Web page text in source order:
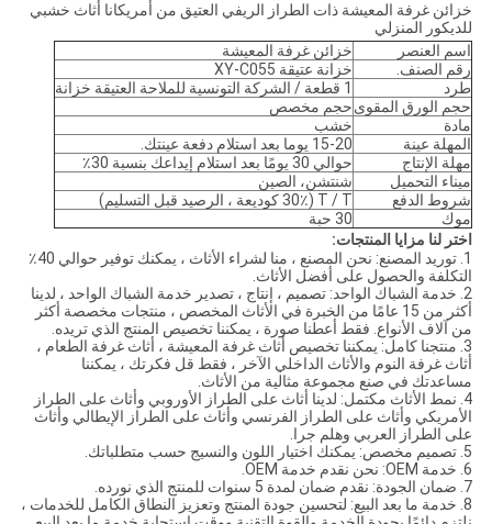
خزائن غرفة المعيشة ذات الطراز الريفي العتيق من أمريكانا أثاث خشبي
للديكور المنزلي
اسم العنصر
خزائن غرفة المعيشة
رقم الصنف.
خزانة عتيقة XY-C055
طرد
1 قطعة / الشركة التونسية للملاحة العتيقة خزانة
حجم الورق المقوىحجم مخصص
مادة
خشب
المهلة عينة
15-20 يوما بعد استلام دفعة عينتك.
مهلة الإنتاج
حوالي 30 يومًا بعد استلام إيداعك بنسبة 30٪
ميناء التحميل
شنتشن، الصين
شروط الدفع
T / T (30٪ كوديعة ، الرصيد قبل التسليم)
موك
30 حبة
اختر لنا مزايا المنتجات:
1. توريد المصنع: نحن المصنع ، منا لشراء الأثاث ، يمكنك توفير حوالي 40٪
التكلفة والحصول على أفضل الأثاث.
2. خدمة الشباك الواحد: تصميم ، إنتاج ، تصدير خدمة الشباك الواحد ، لدينا
أكثر من 15 عامًا من الخبرة في الأثاث المخصص ، منتجات مخصصة أكثر
من آلاف الأنواع. فقط أعطنا صورة ، يمكننا تخصيص المنتج الذي تريده.
3. منتجنا كامل: يمكننا تخصيص أثاث غرفة المعيشة ، أثاث غرفة الطعام ،
أثاث غرفة النوم والأثاث الداخلي الآخر ، فقط قل فكرتك ، يمكننا
مساعدتك في صنع مجموعة مثالية من الأثاث.
4. نمط الأثاث مكتمل: لدينا أثاث على الطراز الأوروبي وأثاث على الطراز
الأمريكي وأثاث على الطراز الفرنسي وأثاث على الطراز الإيطالي وأثاث
على الطراز العربي وهلم جرا.
5. تصميم مخصص: يمكنك اختيار اللون والنسيج حسب متطلباتك.
6. خدمة OEM: نحن نقدم خدمة OEM.
7. ضمان الجودة: نقدم ضمان لمدة 5 سنوات للمنتج الذي نورده.
8. خدمة ما بعد البيع: لتحسين جودة المنتج وتعزيز النطاق الكامل للخدمات ،